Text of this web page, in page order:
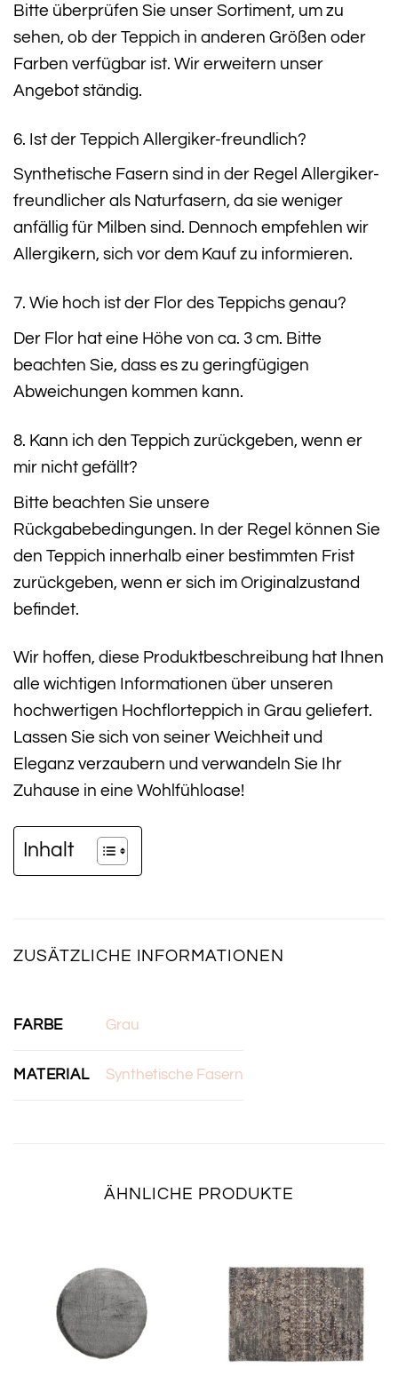
Bitte überprüfen Sie unser Sortiment, um zu
sehen, ob der Teppich in anderen Größen oder
Farben verfügbar ist. Wir erweitern unser
Angebot ständig.
6. Ist der Teppich Allergiker-freundlich?
Synthetische Fasern sind in der Regel Allergiker-
freundlicher als Naturfasern, da sie weniger
anfällig für Milben sind. Dennoch empfehlen wir
Allergikern, sich vor dem Kauf zu informieren.
7. Wie hoch ist der Flor des Teppichs genau?
Der Flor hat eine Höhe von ca. 3 cm. Bitte
beachten Sie, dass es zu geringfügigen
Abweichungen kommen kann.
8. Kann ich den Teppich zurückgeben, wenn er
mir nicht gefällt?
Bitte beachten Sie unsere
Rückgabebedingungen. In der Regel können Sie
den Teppich innerhalb einer bestimmten Frist
zurückgeben, wenn er sich im Originalzustand
befindet.
Wir hoffen, diese Produktbeschreibung hat Ihnen
alle wichtigen Informationen über unseren
hochwertigen Hochflorteppich in Grau geliefert.
Lassen Sie sich von seiner Weichheit und
Eleganz verzaubern und verwandeln Sie Ihr
Zuhause in eine Wohlfühloase!
Inhalt
ZUSÄTZLICHE INFORMATIONEN
FARBE Grau
MATERIAL Synthetische Fasern
ÄHNLICHE PRODUKTE